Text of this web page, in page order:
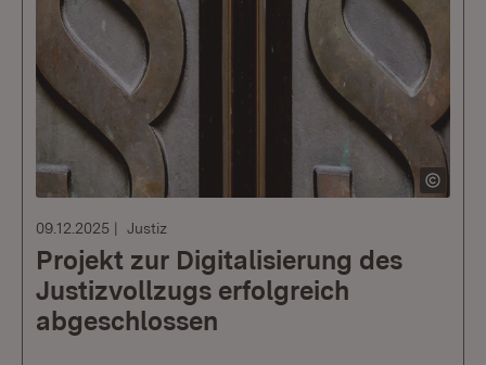
09.12.2025 Justiz
Projekt zur Digitalisierung des
Justizvollzugs erfolgreich
abgeschlossen